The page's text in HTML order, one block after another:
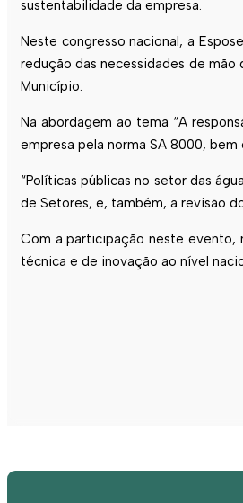
sustentabilidade da empresa.
Neste congresso nacional, a
redução das necessidades de
Município.
Na abordagem ao tema “A
empresa pela norma SA 8000,
“Políticas públicas no setor das
de Setores, e, também, a revisão
Com a participação neste evento,
técnica e de inovação ao nível